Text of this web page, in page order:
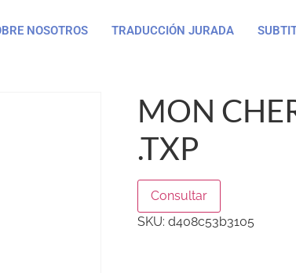
NOSOTROS TRADUCCIÓN JURADA
MON
.TXP
Consultar
SKU: d408c53b3105